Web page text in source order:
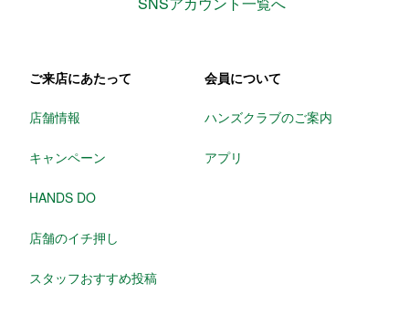
ご来店にあたって
店舗情報
キャンペーン
HANDS DO
店舗のイチ押し
スタッフおすすめ投稿
会員について
ハンズクラブのご案内
アプリ